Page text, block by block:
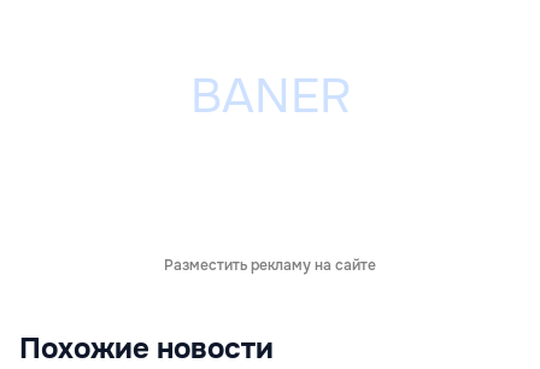
Разместить рекламу на сайте
Похожие новости